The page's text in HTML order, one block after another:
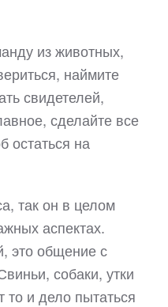
из животных,
наймите
свидетелей,
сделайте все
остаться на
так он в целом
аспектах.
это общение с
собаки, утки
то и дело пытаться